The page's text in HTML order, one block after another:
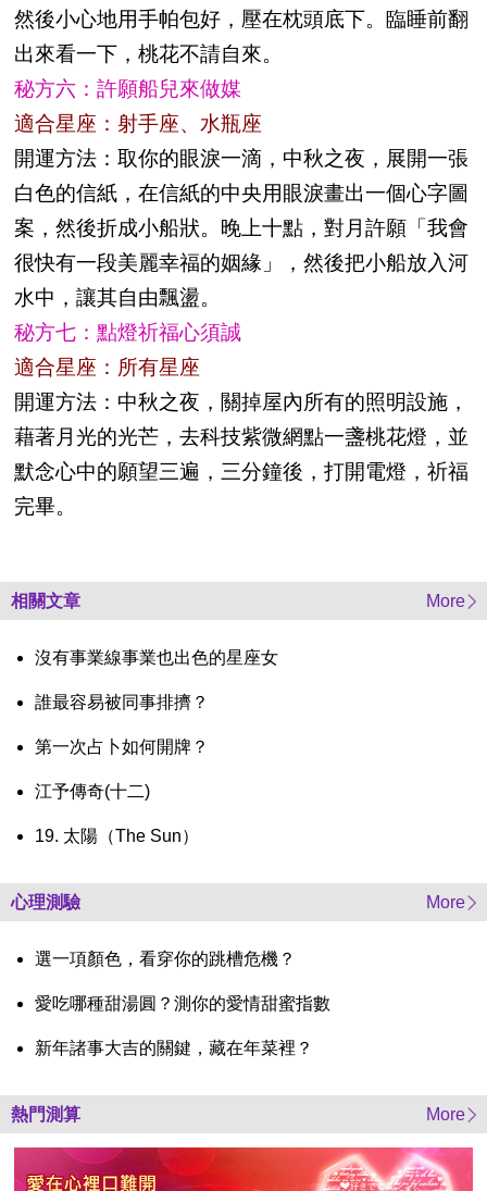
然後小心地用手帕包好，壓在枕頭底下。臨睡前翻
出來看一下，桃花不請自來。
秘方六：許願船兒來做媒
適合星座：射手座、水瓶座
開運方法：取你的眼淚一滴，中秋之夜，展開一張
白色的信紙，在信紙的中央用眼淚畫出一個心字圖
案，然後折成小船狀。晚上十點，對月許願「我會
很快有一段美麗幸福的姻緣」，然後把小船放入河
水中，讓其自由飄盪。
秘方七：點燈祈福心須誠
適合星座：所有星座
開運方法：中秋之夜，關掉屋內所有的照明設施，
藉著月光的光芒，去科技紫微網點一盞桃花燈，並
默念心中的願望三遍，三分鐘後，打開電燈，祈福
完畢。
相關文章 More
沒有事業線事業也出色的星座女
誰最容易被同事排擠？
第一次占卜如何開牌？
江予傳奇(十二)
19. 太陽（The Sun）
心理測驗 More
選一項顏色，看穿你的跳槽危機？
愛吃哪種甜湯圓？測你的愛情甜蜜指數
新年諸事大吉的關鍵，藏在年菜裡？
熱門測算 More